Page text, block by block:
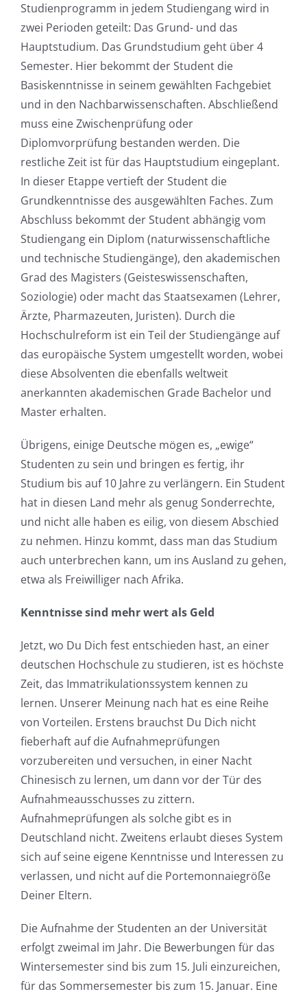
Studienprogramm in jedem Studiengang wird in
zwei Perioden geteilt: Das Grund- und das
Hauptstudium. Das Grundstudium geht über 4
Semester. Hier bekommt der Student die
Basiskenntnisse in seinem gewählten Fachgebiet
und in den Nachbarwissenschaften. Abschließend
muss eine Zwischenprüfung oder
Diplomvorprüfung bestanden werden. Die
restliche Zeit ist für das Hauptstudium eingeplant.
In dieser Etappe vertieft der Student die
Grundkenntnisse des ausgewählten Faches. Zum
Abschluss bekommt der Student abhängig vom
Studiengang ein Diplom (naturwissenschaftliche
und technische Studiengänge), den akademischen
Grad des Magisters (Geisteswissenschaften,
Soziologie) oder macht das Staatsexamen (Lehrer,
Ärzte, Pharmazeuten, Juristen). Durch die
Hochschulreform ist ein Teil der Studiengänge auf
das europäische System umgestellt worden, wobei
diese Absolventen die ebenfalls weltweit
anerkannten akademischen Grade Bachelor und
Master erhalten.
Übrigens, einige Deutsche mögen es, „ewige“
Studenten zu sein und bringen es fertig, ihr
Studium bis auf 10 Jahre zu verlängern. Ein Student
hat in diesen Land mehr als genug Sonderrechte,
und nicht alle haben es eilig, von diesem Abschied
zu nehmen. Hinzu kommt, dass man das Studium
auch unterbrechen kann, um ins Ausland zu gehen,
etwa als Freiwilliger nach Afrika.
Kenntnisse sind mehr wert als Geld
Jetzt, wo Du Dich fest entschieden hast, an einer
deutschen Hochschule zu studieren, ist es höchste
Zeit, das Immatrikulationssystem kennen zu
lernen. Unserer Meinung nach hat es eine Reihe
von Vorteilen. Erstens brauchst Du Dich nicht
fieberhaft auf die Aufnahmeprüfungen
vorzubereiten und versuchen, in einer Nacht
Chinesisch zu lernen, um dann vor der Tür des
Aufnahmeausschusses zu zittern.
Aufnahmeprüfungen als solche gibt es in
Deutschland nicht. Zweitens erlaubt dieses System
sich auf seine eigene Kenntnisse und Interessen zu
verlassen, und nicht auf die Portemonnaiegröße
Deiner Eltern.
Die Aufnahme der Studenten an der Universität
erfolgt zweimal im Jahr. Die Bewerbungen für das
Wintersemester sind bis zum 15. Juli einzureichen,
für das Sommersemester bis zum 15. Januar. Eine